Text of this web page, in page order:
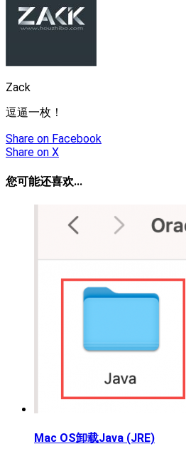
Zack
逗逼一枚！
Share on Facebook
Share on X
您可能还喜欢...
Mac OS卸载Java (JRE)